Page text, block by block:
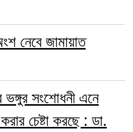
নেবে জামায়াত
ভঙ্গুর সংশোধনী এনে
চেষ্টা করছে : ডা.